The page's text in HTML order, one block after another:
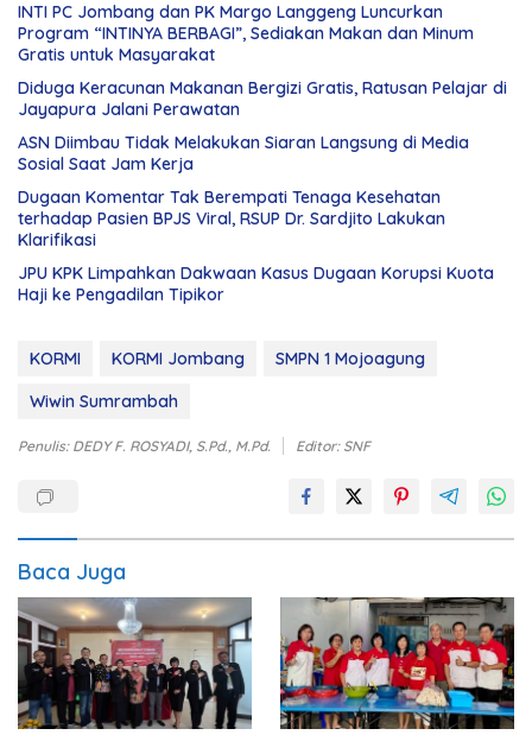
INTI PC Jombang dan PK Margo Langgeng Luncurkan
Program “INTINYA BERBAGI”, Sediakan Makan dan Minum
Gratis untuk Masyarakat
Diduga Keracunan Makanan Bergizi Gratis, Ratusan Pelajar di
Jayapura Jalani Perawatan
ASN Diimbau Tidak Melakukan Siaran Langsung di Media
Sosial Saat Jam Kerja
Dugaan Komentar Tak Berempati Tenaga Kesehatan
terhadap Pasien BPJS Viral, RSUP Dr. Sardjito Lakukan
Klarifikasi
JPU KPK Limpahkan Dakwaan Kasus Dugaan Korupsi Kuota
Haji ke Pengadilan Tipikor
KORMI KORMI Jombang
SMPN 1 Mojoagung
Wiwin Sumrambah
Penulis: DEDY F. ROSYADI, S.Pd., M.Pd. Editor: SNF
Baca Juga